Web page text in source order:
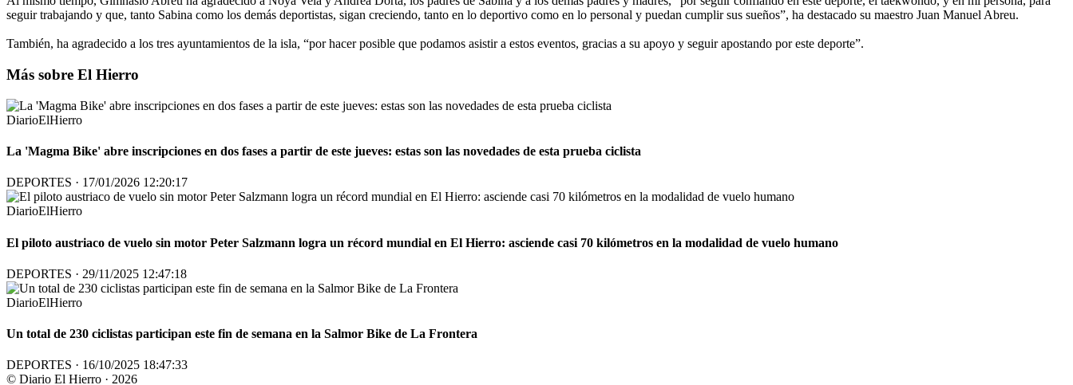
seguir trabajando y que, tanto Sabina como los demás deportistas, sigan creciendo, tanto en lo deportivo como en lo personal y puedan cumplir sus sueños”, ha destacado su maestro Juan Manuel Abreu.
También, ha agradecido a los tres ayuntamientos de la isla, “por hacer posible que podamos asistir a estos eventos, gracias a su apoyo y seguir apostando por este deporte”.
Más sobre El Hierro
DiarioElHierro
La 'Magma Bike' abre inscripciones en dos fases a partir de este jueves: estas son las novedades de esta prueba ciclista
DEPORTES · 17/01/2026 12:20:17
DiarioElHierro
El piloto austriaco de vuelo sin motor Peter Salzmann logra un récord mundial en El Hierro: asciende casi 70 kilómetros en la modalidad de vuelo humano
DEPORTES · 29/11/2025 12:47:18
DiarioElHierro
Un total de 230 ciclistas participan este fin de semana en la Salmor Bike de La Frontera
DEPORTES · 16/10/2025 18:47:33
© Diario El Hierro · 2026